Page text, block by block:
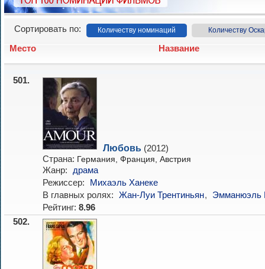
Сортировать по: Количеству номинаций Количеству
Место Название
501.
Любовь (2012)
Страна: Германия, Франция, Австрия
Жанр:
драма
Режиссер:
Михаэль Ханеке
В главных ролях: Жан-Луи Трентиньян,
Эмманюэль
Рейтинг: 8.96
502.